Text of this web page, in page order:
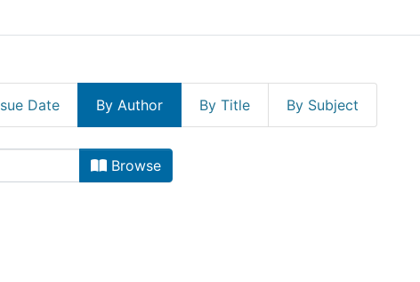
Date By Author By Title By Subject
by Author "Alarcón
Browse